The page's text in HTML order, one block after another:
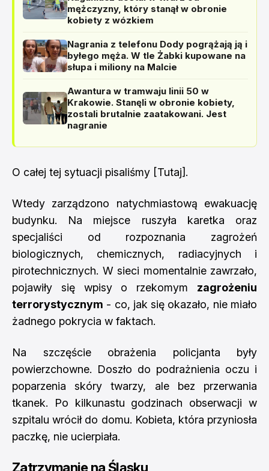
mężczyzny, który stanął w obronie
kobiety z wózkiem
Nagrania z telefonu Dody pogrążają ją i
byłego męża. W tle Żabki kupowane na
słupa i miliony na Malcie
Awantura w tramwaju linii 50 w
Krakowie. Stanęli w obronie kobiety,
zostali brutalnie zaatakowani. Jest
nagranie
O całej tej sytuacji pisaliśmy [Tutaj].
Wtedy zarządzono natychmiastową ewakuację
budynku. Na miejsce ruszyła karetka oraz
specjaliści od rozpoznania zagrożeń
biologicznych, chemicznych, radiacyjnych i
pirotechnicznych. W sieci momentalnie zawrzało,
pojawiły się wpisy o rzekomym zagrożeniu
terrorystycznym - co, jak się okazało, nie miało
żadnego pokrycia w faktach.
Na szczęście obrażenia policjanta były
powierzchowne. Doszło do podrażnienia oczu i
poparzenia skóry twarzy, ale bez przerwania
tkanek. Po kilkunastu godzinach obserwacji w
szpitalu wrócił do domu. Kobieta, która przyniosła
paczkę, nie ucierpiała.
Zatrzymanie na Śląsku